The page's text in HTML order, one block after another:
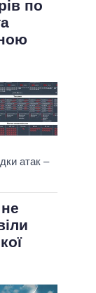
по
атак –